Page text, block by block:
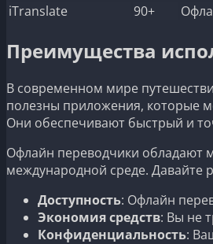
iTranslate
90+
Преимущества
В современном мире
полезны приложения, которые
Они обеспечивают быстрый и
Офлайн переводчики обладают
международной среде. Давайте
Доступность: Офлайн
Экономия средств: Вы не
Конфиденциальность: